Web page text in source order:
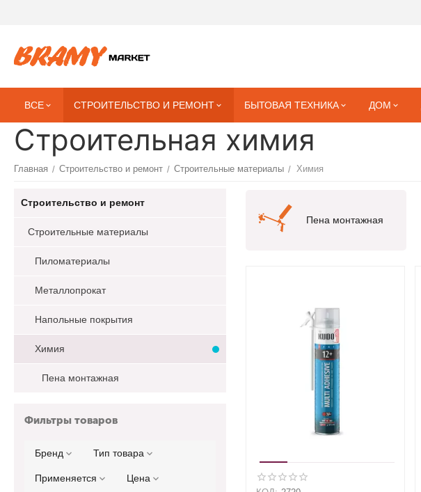
ВСЕ СТРОИТЕЛЬСТВО И РЕМОНТ БЫТОВАЯ ТЕХНИКА ДОМ
Строительная химия
Главная / Строительство и ремонт / Строительные материалы / Химия
Строительство и ремонт
Строительные материалы
Пиломатериалы
Металлопрокат
Напольные покрытия
Химия
Пена монтажная
Фильтры товаров
Бренд Тип товара
Применяется Цена
Пена монтажная